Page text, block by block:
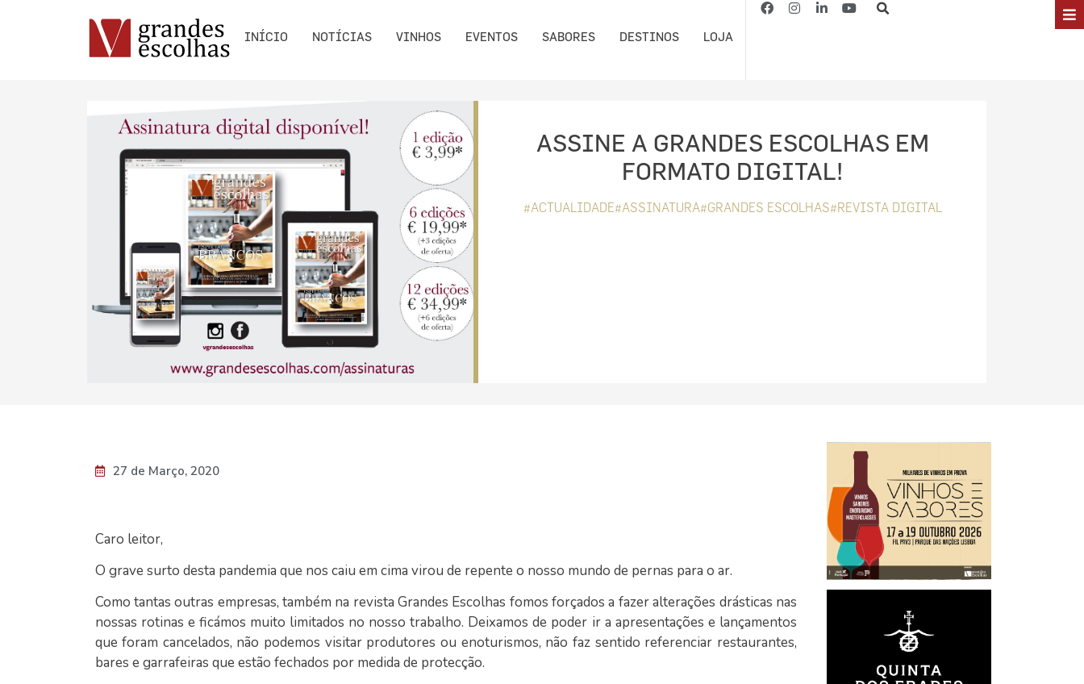
INÍCIO NOTÍCIAS VINHOS EVENTOS SABORES DESTINOS LOJA
ASSINE A GRANDES ESCOLHAS EM
FORMATO DIGITAL!
#ACTUALIDADE#ASSINATURA#GRANDES ESCOLHAS#REVISTA DIGITAL
27 de Março, 2020
Caro leitor,
O grave surto desta pandemia que nos caiu em cima virou de repente o nosso mundo de pernas para o ar.
Como tantas outras empresas, também na revista Grandes Escolhas fomos forçados a fazer alterações drásticas nas
nossas rotinas e ficámos muito limitados no nosso trabalho. Deixamos de poder ir a apresentações e lançamentos
que foram cancelados, não podemos visitar produtores ou enoturismos, não faz sentido referenciar restaurantes,
bares e garrafeiras que estão fechados por medida de protecção.